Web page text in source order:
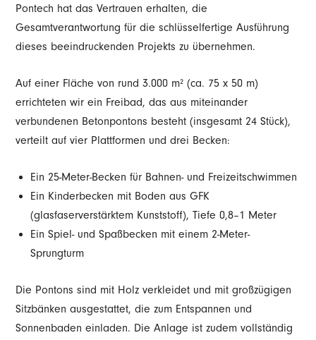
Pontech hat das Vertrauen erhalten, die
Gesamtverantwortung für die schlüsselfertige Ausführung
dieses beeindruckenden Projekts zu übernehmen.
Auf einer Fläche von rund 3.000 m² (ca. 75 x 50 m)
errichteten wir ein Freibad, das aus miteinander
verbundenen Betonpontons besteht (insgesamt 24 Stück),
verteilt auf vier Plattformen und drei Becken:
Ein 25-Meter-Becken für Bahnen- und Freizeitschwimmen
Ein Kinderbecken mit Boden aus GFK
(glasfaserverstärktem Kunststoff), Tiefe 0,8–1 Meter
Ein Spiel- und Spaßbecken mit einem 2-Meter-
Sprungturm
Die Pontons sind mit Holz verkleidet und mit großzügigen
Sitzbänken ausgestattet, die zum Entspannen und
Sonnenbaden einladen. Die Anlage ist zudem vollständig